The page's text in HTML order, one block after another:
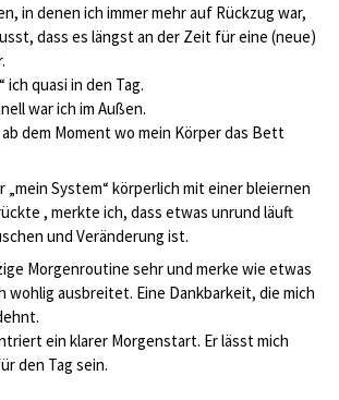
in denen ich immer mehr auf Rückzug war,
dass es längst an der Zeit für eine (neue)
quasi in den Tag.
war ich im Außen.
dem Moment wo mein Körper das Bett
„mein System“ körperlich mit einer bleiernen
, merkte ich, dass etwas unrund läuft
und Veränderung ist.
Morgenroutine sehr und merke wie etwas
wohlig ausbreitet. Eine Dankbarkeit, die mich
ein klarer Morgenstart. Er lässt mich
den Tag sein.